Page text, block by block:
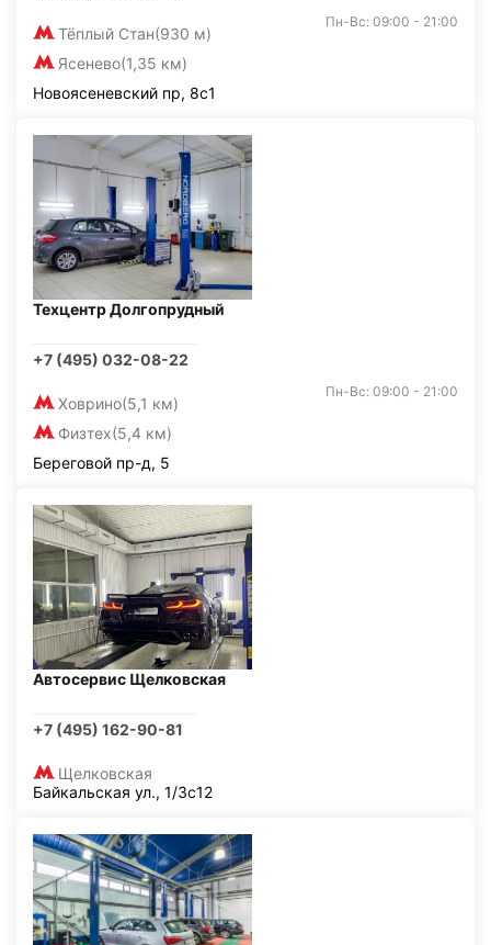
Тёплый Стан(930 м)
Ясенево(1,35 км)
Пн-Вс: 09:00 - 21:00
Новоясеневский пр, 8с1
Техцентр Долгопрудный
+7 (495) 032-08-22
Ховрино(5,1 км)
Физтех(5,4 км)
Пн-Вс: 09:00 - 21:00
Береговой пр-д, 5
Автосервис Щелковская
+7 (495) 162-90-81
Щелковская
Байкальская ул., 1/3с12